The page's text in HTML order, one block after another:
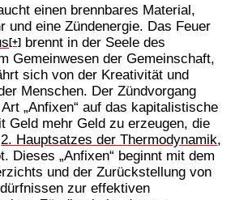
einen brennbares Material,
und eine Zündenergie. Das Feuer
[+] brennt in der Seele des
Gemeinwesen der Gemeinschaft,
sich von der Kreativität und
Menschen. Der Zündvorgang
„Anfixen“ auf das kapitalistische
Geld mehr Geld zu erzeugen, die
2. Hauptsatzes der Thermodynamik,
Dieses „Anfixen“ beginnt mit dem
und der Zurückstellung von
zur effektiven